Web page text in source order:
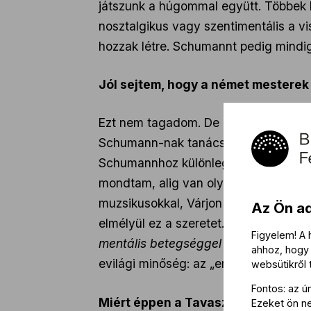
játszunk a húgommal együtt.
nosztalgikus vagy szentimentális a
hozzak létre. Schumannt pedig
Jól sejtem, hogy a német
Ezt nem tagadom. De ugyanennyire
Schumann-nak tanácsokkal, és még
Schumannhoz különleges vonzalom
mondtam, alig van olyan művem,
muzsikusokkal, Várjon Dénessel és
elmélyül ez a szeretet. Vannak, akik
mentális betegséggel küzdött, és
evilági minőség: az „enigma” a
Miért éppen a Tavaszi szimfóniát
Az Ön
Figyelem! A
ahhoz,
websütikről
Fontos: az
Ezeket ön